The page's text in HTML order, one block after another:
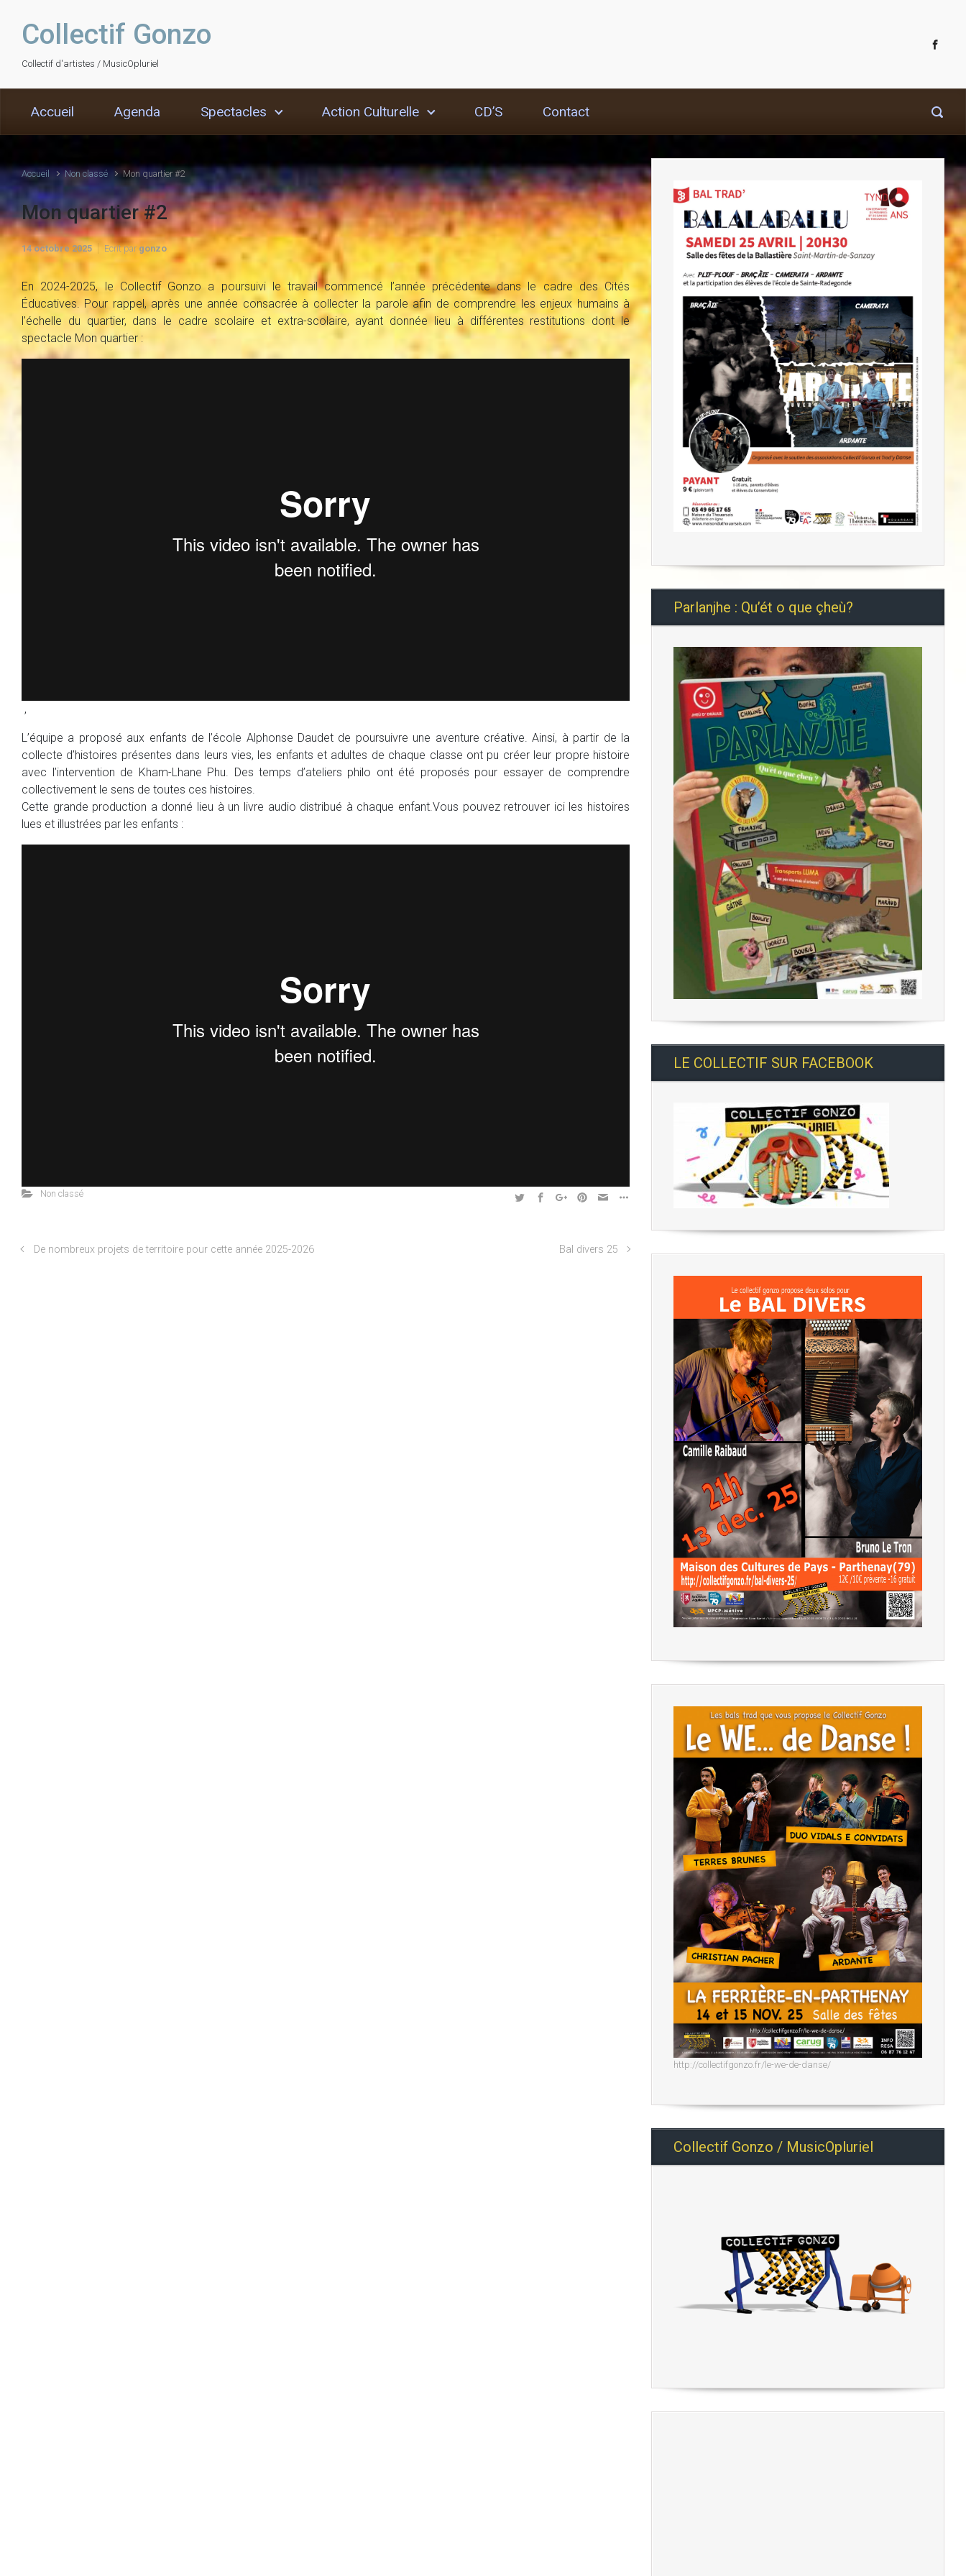
Collectif Gonzo
Collectif d'artistes / MusicOpluriel
Accueil Agenda Spectacles Action Culturelle CD’S Contact
Accueil Non classé Mon quartier #2
Mon quartier #2
14 octobre 2025 Ecrit par gonzo
En 2024-2025, le Collectif Gonzo a poursuivi le travail commencé l’année précédente dans le cadre des Cités
Éducatives. Pour rappel, après une année consacrée à collecter la parole afin de comprendre les enjeux humains à
l’échelle du quartier, dans le cadre scolaire et extra-scolaire, ayant donnée lieu à différentes restitutions dont le
spectacle Mon quartier :
,
L’équipe a proposé aux enfants de l’école Alphonse Daudet de poursuivre une aventure créative. Ainsi, à partir de la
collecte d’histoires présentes dans leurs vies, les enfants et adultes de chaque classe ont pu créer leur propre histoire
avec l’intervention de Kham-Lhane Phu. Des temps d’ateliers philo ont été proposés pour essayer de comprendre
collectivement le sens de toutes ces histoires.
Cette grande production a donné lieu à un livre audio distribué à chaque enfant.Vous pouvez retrouver ici les histoires
lues et illustrées par les enfants :
Non classé
De nombreux projets de territoire pour cette année 2025-2026 Bal divers 25
Parlanjhe : Qu’ét o que çheù?
LE COLLECTIF SUR FACEBOOK
http://collectifgonzo.fr/le-we-de-danse/
Collectif Gonzo / MusicOpluriel